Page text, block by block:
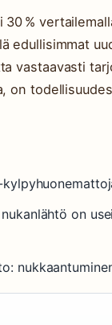
%
edullisimmat
vastaavasti
on
on